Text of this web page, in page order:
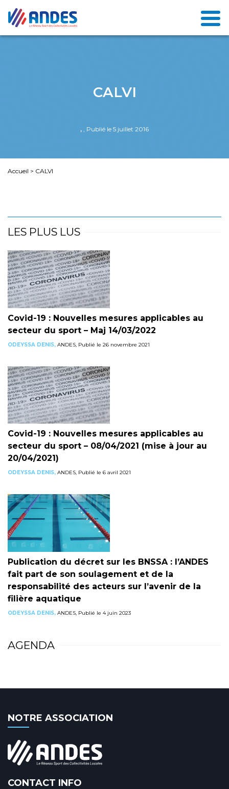
CALVI
, , Publié le 5 juillet 2016
Accueil > CALVI
LES PLUS LUS
Covid-19 : Nouvelles mesures applicables au
secteur du sport – Maj 14/03/2022
ODEYSSA DENIS, ANDES, Publié le 26 novembre 2021
Covid-19 : Nouvelles mesures applicables au
secteur du sport – 08/04/2021 (mise à jour au
20/04/2021)
ODEYSSA DENIS, ANDES, Publié le 6 avril 2021
Publication du décret sur les BNSSA : l’ANDES
fait part de son soulagement et de la
responsabilité des acteurs sur l’avenir de la
filière aquatique
ODEYSSA DENIS, ANDES, Publié le 4 juin 2023
AGENDA
NOTRE ASSOCIATION
CONTACT INFO